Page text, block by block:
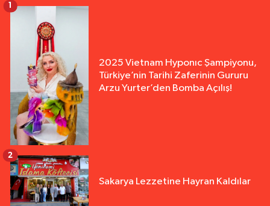
2025 Vietnam Hyponıc Şampiyonu,
Türkiye’nin Tarihi Zaferinin Gururu
Arzu Yurter’den Bomba Açılış!
1
Sakarya Lezzetine Hayran Kaldılar
2